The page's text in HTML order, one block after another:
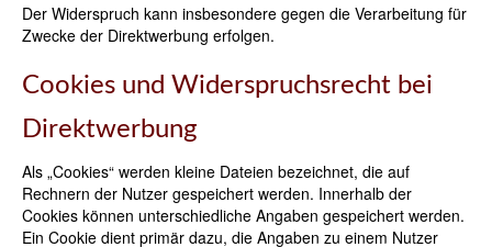
Der Widerspruch kann insbesondere gegen die Verarbeitung für
Zwecke der Direktwerbung erfolgen.
Cookies und Widerspruchsrecht bei
Direktwerbung
Als „Cookies“ werden kleine Dateien bezeichnet, die auf
Rechnern der Nutzer gespeichert werden. Innerhalb der
Cookies können unterschiedliche Angaben gespeichert werden.
Ein Cookie dient primär dazu, die Angaben zu einem Nutzer